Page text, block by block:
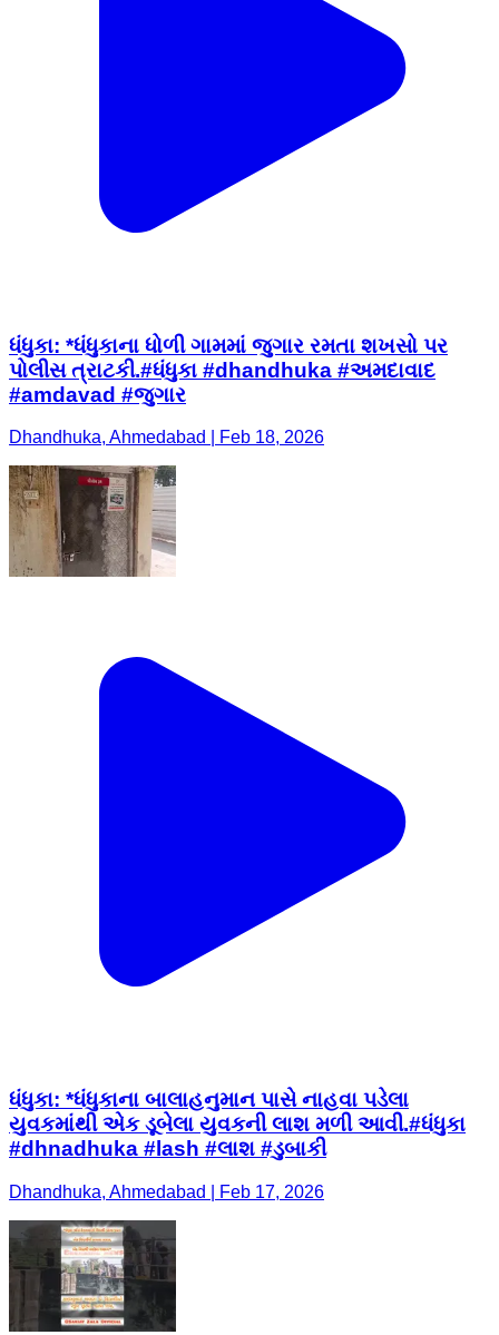
ધંધુકા: *ધંધુકાના ધોળી ગામમાં જુગાર રમતા શખસો પર
પોલીસ ત્રાટકી.#ધંધુકા #dhandhuka #અમદાવાદ
#amdavad #જુગાર
Dhandhuka, Ahmedabad | Feb 18, 2026
ધંધુકા: *ધંધુકાના બાલાહનુમાન પાસે નાહવા પડેલા
યુવકમાંથી એક ડૂબેલા યુવકની લાશ મળી આવી.#ધંધુકા
#dhnadhuka #lash #લાશ #ડુબાકી
Dhandhuka, Ahmedabad | Feb 17, 2026